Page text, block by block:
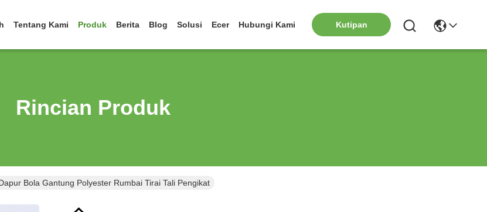
Tentang Kami Produk Berita Blog Solusi Ecer Hubungi Kami Kutipan
Rincian Produk
Bola Gantung Polyester Rumbai Tirai Tali Pengikat